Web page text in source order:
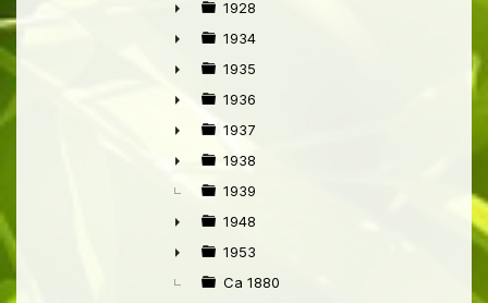
►
1928
►
1934
►
1935
►
1936
►
1937
►
1938
1939
►
1948
►
1953
Ca 1880